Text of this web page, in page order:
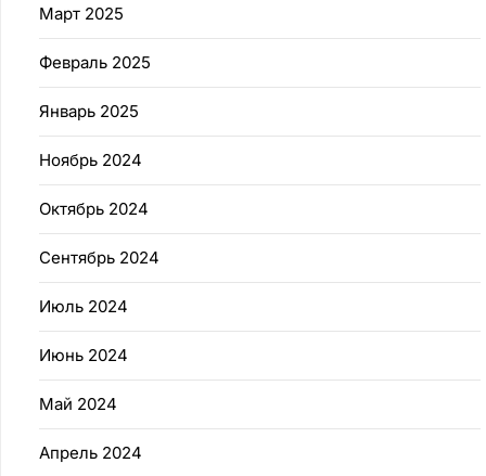
Март 2025
Февраль 2025
Январь 2025
Ноябрь 2024
Октябрь 2024
Сентябрь 2024
Июль 2024
Июнь 2024
Май 2024
Апрель 2024